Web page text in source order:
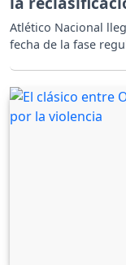
Atlético Nacional
fecha de la fase